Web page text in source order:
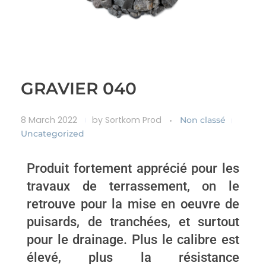
GRAVIER 040
8 March 2022 by Sortkom Prod
Non classé
Uncategorized
Produit fortement apprécié pour les
travaux de terrassement, on le
retrouve pour la mise en oeuvre de
puisards, de tranchées, et surtout
pour le drainage. Plus le calibre est
élevé, plus la résistance